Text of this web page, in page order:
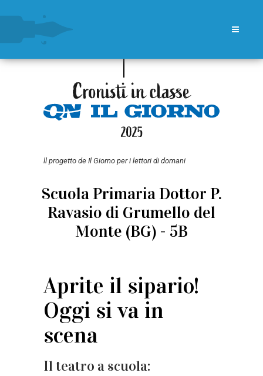
ll progetto de Il Giorno per i lettori di domani
Scuola Primaria Dottor P.
Ravasio di Grumello del
Monte (BG) - 5B
Aprite il sipario!
Oggi si va in
scena
Il teatro a scuola: